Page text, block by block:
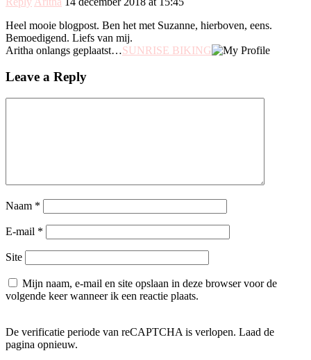
Heel mooie blogpost. Ben het met Suzanne, hierboven, eens.
Bemoedigend. Liefs van mij.
Aritha onlangs geplaatst…SUNRISE BIKING
Leave a Reply
Naam *
E-mail *
Site
Mijn naam, e-mail en site opslaan in deze browser voor de
volgende keer wanneer ik een reactie plaats.
De verificatie periode van reCAPTCHA is verlopen. Laad de
pagina opnieuw.